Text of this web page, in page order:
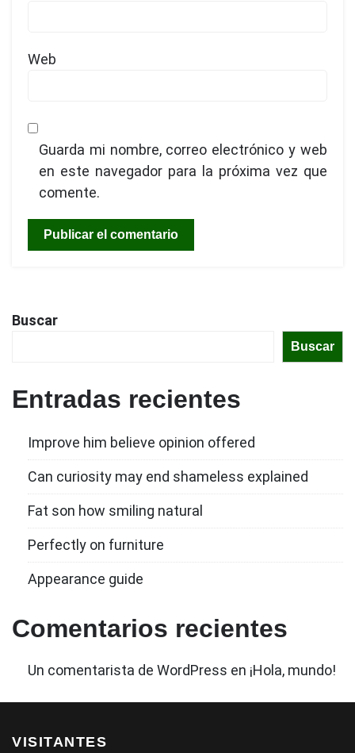
Web
Guarda mi nombre, correo electrónico y web
en este navegador para la próxima vez que
comente.
Buscar
Buscar
Entradas recientes
Improve him believe opinion offered
Can curiosity may end shameless explained
Fat son how smiling natural
Perfectly on furniture
Appearance guide
Comentarios recientes
Un comentarista de WordPress en ¡Hola, mundo!
VISITANTES